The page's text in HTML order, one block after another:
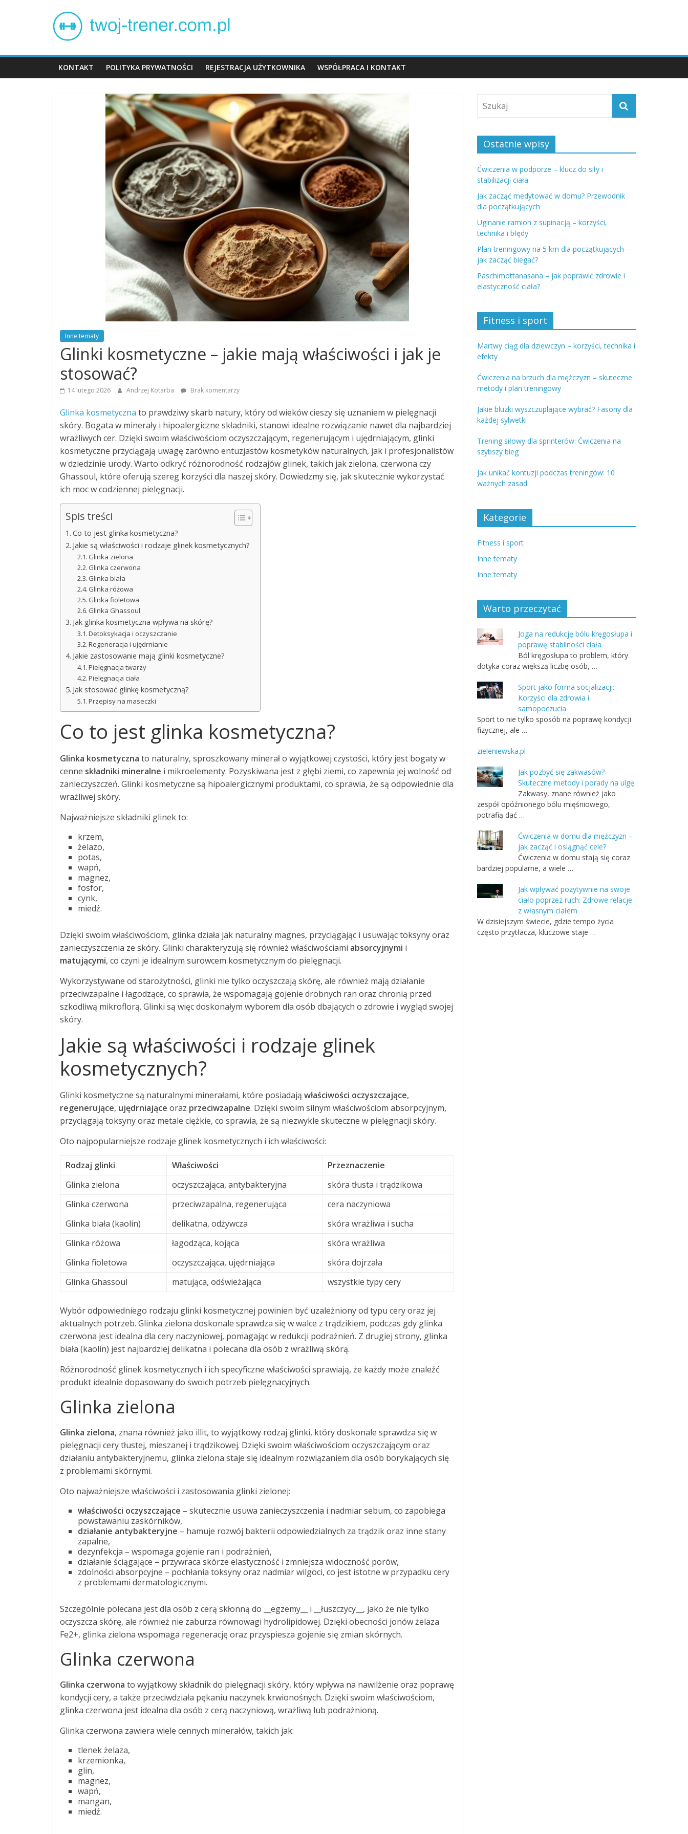
Twój
trener
KONTAKT POLITYKA PRYWATNOŚCI REJESTRACJA UŻYTKOWNIKA WSPÓŁPRACA I KONTAKT
Inne tematy
Glinki kosmetyczne – jakie mają właściwości i jak je
stosować?
14 lutego 2026 Andrzej Kotarba Brak komentarzy
Glinka kosmetyczna to prawdziwy skarb natury, który od wieków cieszy się uznaniem w pielęgnacji
skóry. Bogata w minerały i hipoalergiczne składniki, stanowi idealne rozwiązanie nawet dla najbardziej
wrażliwych cer. Dzięki swoim właściwościom oczyszczającym, regenerującym i ujędrniającym, glinki
kosmetyczne przyciągają uwagę zarówno entuzjastów kosmetyków naturalnych, jak i profesjonalistów
w dziedzinie urody. Warto odkryć różnorodność rodzajów glinek, takich jak zielona, czerwona czy
Ghassoul, które oferują szereg korzyści dla naszej skóry. Dowiedzmy się, jak skutecznie wykorzystać
ich moc w codziennej pielęgnacji.
Spis treści
Co to jest glinka kosmetyczna?
Jakie są właściwości i rodzaje glinek kosmetycznych?
Glinka zielona
Glinka czerwona
Glinka biała
Glinka różowa
Glinka fioletowa
Glinka Ghassoul
Jak glinka kosmetyczna wpływa na skórę?
Detoksykacja i oczyszczanie
Regeneracja i ujędrnianie
Jakie zastosowanie mają glinki kosmetyczne?
Pielęgnacja twarzy
Pielęgnacja ciała
Jak stosować glinkę kosmetyczną?
Przepisy na maseczki
Co to jest glinka kosmetyczna?
Glinka kosmetyczna to naturalny, sproszkowany minerał o wyjątkowej czystości, który jest bogaty w
cenne składniki mineralne i mikroelementy. Pozyskiwana jest z głębi ziemi, co zapewnia jej wolność od
zanieczyszczeń. Glinki kosmetyczne są hipoalergicznymi produktami, co sprawia, że są odpowiednie dla
wrażliwej skóry.
Najważniejsze składniki glinek to:
krzem,
żelazo,
potas,
wapń,
magnez,
fosfor,
cynk,
miedź.
Dzięki swoim właściwościom, glinka działa jak naturalny magnes, przyciągając i usuwając toksyny oraz
zanieczyszczenia ze skóry. Glinki charakteryzują się również właściwościami absorcyjnymi i
matującymi, co czyni je idealnym surowcem kosmetycznym do pielęgnacji.
Wykorzystywane od starożytności, glinki nie tylko oczyszczają skórę, ale również mają działanie
przeciwzapalne i łagodzące, co sprawia, że wspomagają gojenie drobnych ran oraz chronią przed
szkodliwą mikroflorą. Glinki są więc doskonałym wyborem dla osób dbających o zdrowie i wygląd swojej
skóry.
Jakie są właściwości i rodzaje glinek
kosmetycznych?
Glinki kosmetyczne są naturalnymi minerałami, które posiadają właściwości oczyszczające,
regenerujące, ujędrniające oraz przeciwzapalne. Dzięki swoim silnym właściwościom absorpcyjnym,
przyciągają toksyny oraz metale ciężkie, co sprawia, że są niezwykle skuteczne w pielęgnacji skóry.
Oto najpopularniejsze rodzaje glinek kosmetycznych i ich właściwości:
Rodzaj glinki Właściwości
Przeznaczenie
Glinka zielona
oczyszczająca, antybakteryjna
skóra tłusta i trądzikowa
Glinka czerwona
przeciwzapalna, regenerująca
cera naczyniowa
Glinka biała (kaolin)
delikatna, odżywcza
skóra wrażliwa i sucha
Glinka różowa
łagodząca, kojąca
skóra wrażliwa
Glinka fioletowa
oczyszczająca, ujędrniająca
skóra dojrzała
Glinka Ghassoul
matująca, odświeżająca wszystkie typy cery
Wybór odpowiedniego rodzaju glinki kosmetycznej powinien być uzależniony od typu cery oraz jej
aktualnych potrzeb. Glinka zielona doskonale sprawdza się w walce z trądzikiem, podczas gdy glinka
czerwona jest idealna dla cery naczyniowej, pomagając w redukcji podrażnień. Z drugiej strony, glinka
biała (kaolin) jest najbardziej delikatna i polecana dla osób z wrażliwą skórą.
Różnorodność glinek kosmetycznych i ich specyficzne właściwości sprawiają, że każdy może znaleźć
produkt idealnie dopasowany do swoich potrzeb pielęgnacyjnych.
Glinka zielona
Glinka zielona, znana również jako illit, to wyjątkowy rodzaj glinki, który doskonale sprawdza się w
pielęgnacji cery tłustej, mieszanej i trądzikowej. Dzięki swoim właściwościom oczyszczającym oraz
działaniu antybakteryjnemu, glinka zielona staje się idealnym rozwiązaniem dla osób borykających się
z problemami skórnymi.
Oto najważniejsze właściwości i zastosowania glinki zielonej:
właściwości oczyszczające – skutecznie usuwa zanieczyszczenia i nadmiar sebum, co zapobiega
powstawaniu zaskórników,
działanie antybakteryjne – hamuje rozwój bakterii odpowiedzialnych za trądzik oraz inne stany
zapalne,
dezynfekcja – wspomaga gojenie ran i podrażnień,
działanie ściągające – przywraca skórze elastyczność i zmniejsza widoczność porów,
zdolności absorpcyjne – pochłania toksyny oraz nadmiar wilgoci, co jest istotne w przypadku cery
z problemami dermatologicznymi.
Szczególnie polecana jest dla osób z cerą skłonną do __egzemy__ i __łuszczycy__, jako że nie tylko
oczyszcza skórę, ale również nie zaburza równowagi hydrolipidowej. Dzięki obecności jonów żelaza
Fe2+, glinka zielona wspomaga regenerację oraz przyspiesza gojenie się zmian skórnych.
Glinka czerwona
Glinka czerwona to wyjątkowy składnik do pielęgnacji skóry, który wpływa na nawilżenie oraz poprawę
kondycji cery, a także przeciwdziała pękaniu naczynek krwionośnych. Dzięki swoim właściwościom,
glinka czerwona jest idealna dla osób z cerą naczyniową, wrażliwą lub podrażnioną.
Glinka czerwona zawiera wiele cennych minerałów, takich jak:
tlenek żelaza,
krzemionka,
glin,
magnez,
wapń,
mangan,
miedź.
Ostatnie wpisy
Ćwiczenia w podporze – klucz do siły i
stabilizacji ciała
Jak zacząć medytować w domu? Przewodnik
dla początkujących
Uginanie ramion z supinacją – korzyści,
technika i błędy
Plan treningowy na 5 km dla początkujących –
jak zacząć biegać?
Paschimottanasana – jak poprawić zdrowie i
elastyczność ciała?
Fitness i sport
Martwy ciąg dla dziewczyn – korzyści, technika i
efekty
Ćwiczenia na brzuch dla mężczyzn – skuteczne
metody i plan treningowy
Jakie bluzki wyszczuplające wybrać? Fasony dla
każdej sylwetki
Trening siłowy dla sprinterów: Ćwiczenia na
szybszy bieg
Jak unikać kontuzji podczas treningów: 10
ważnych zasad
Kategorie
Fitness i sport
Inne tematy
Inne tematy
Warto przeczytać
Joga na redukcję bólu kręgosłupa i
poprawę stabilności ciała
Ból kręgosłupa to problem, który
dotyka coraz większą liczbę osób, …
Sport jako forma socjalizacji:
Korzyści dla zdrowia i
samopoczucia
Sport to nie tylko sposób na poprawę kondycji
fizycznej, ale …
zieleniewska.pl
Jak pozbyć się zakwasów?
Skuteczne metody i porady na ulgę
Zakwasy, znane również jako
zespół opóźnionego bólu mięśniowego,
potrafią dać …
Ćwiczenia w domu dla mężczyzn –
jak zacząć i osiągnąć cele?
Ćwiczenia w domu stają się coraz
bardziej popularne, a wiele …
Jak wpływać pozytywnie na swoje
ciało poprzez ruch: Zdrowe relacje
z własnym ciałem
W dzisiejszym świecie, gdzie tempo życia
często przytłacza, kluczowe staje …